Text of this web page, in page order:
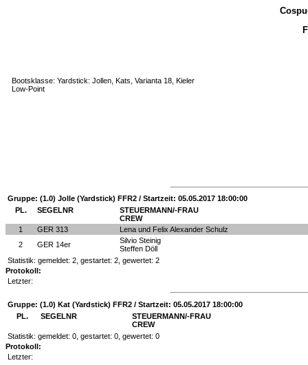
Bootsklasse: Yardstick: Jollen, Kats, Varianta 18, Kieler
Low-Point
Gruppe: (1.0) Jolle (Yardstick) FFR2 / Startzeit: 05.05.2017 18:00:00
PL.
SEGELNR
STEUERMANN/-FRAU
CREW
1
GER 313
Lena und Felix Alexander Schulz
2
GER 14er
Silvio Steinig
Steffen Döll
Statistik: gemeldet: 2, gestartet: 2, gewertet: 2
Protokoll:
Letzter:
Gruppe: (1.0) Kat (Yardstick) FFR2 / Startzeit: 05.05.2017 18:00:00
PL.
SEGELNR
STEUERMANN/-FRAU
CREW
Statistik: gemeldet: 0, gestartet: 0, gewertet: 0
Protokoll:
Letzter: